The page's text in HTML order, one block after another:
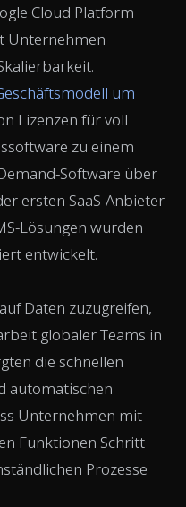
Cloud Platform
Unternehmen
um
Lizenzen für voll
zu einem
Software über
ersten SaaS-Anbieter
Lösungen wurden
entwickelt.
Daten zuzugreifen,
globaler Teams in
die schnellen
automatischen
Unternehmen mit
Funktionen Schritt
Prozesse